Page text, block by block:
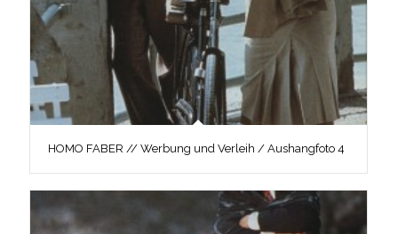
HOMO FABER // Werbung und Verleih / Aushangfoto 4